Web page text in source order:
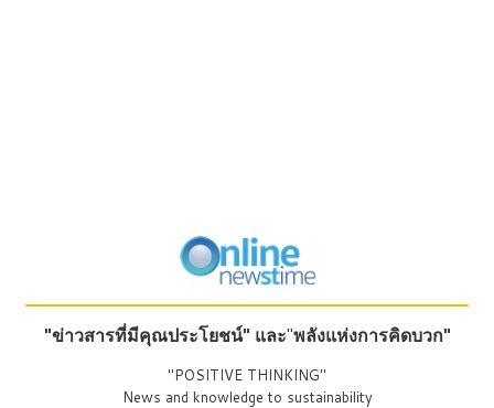
"ข่าวสารที่มีคุณประโยชน์" และ"พลังแห่งการคิดบวก"
"POSITIVE THINKING"
News and knowledge to sustainability